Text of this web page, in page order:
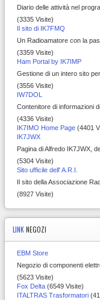
Diario delle attività nel
(3335 Visite)
Il sito di IK7FMQ
Un Radioamatore con la
(3359 Visite)
Ham Portal by IK7IMP
Gestione di un intero sito
(3556 Visite)
IW7DOL
Contenitore di informazioni
(4336 Visite)
IK7IMO Home Page (4401
IK7JWX
Pagina di Alfredo IK7JWX,
(5304 Visite)
Sito ufficile dell' A.R.I.
Il sito della Associazione
(8927 Visite)
LINKNEGOZI
EBM Store
Negozio di componenti
(5623 Visite)
Fox Delta (6549 Visite)
ITALTRAS Trasformatori